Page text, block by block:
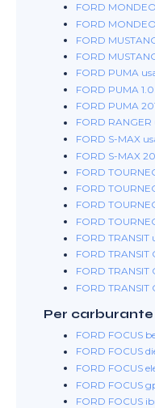
FORD
FORD
FORD
FORD
FORD PUMA
FORD PUMA
FORD PUMA
FORD RANGER
FORD S-MAX
FORD S-MAX
FORD
FORD
FORD
FORD
FORD TRANSIT
FORD TRANSIT
FORD TRANSIT
FORD TRANSIT
Per carburante
FORD FOCUS
FORD FOCUS
FORD FOCUS
FORD FOCUS
FORD FOCUS